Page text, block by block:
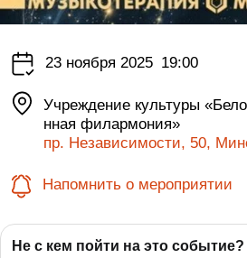
23 ноября 2025 19:00
Учреждение культуры
нная филармония»
пр. Независимости, 50,
Напомнить о мероприятии